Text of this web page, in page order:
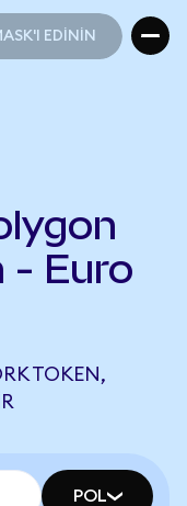
EDİNİN
- Euro
TOKEN,
POL